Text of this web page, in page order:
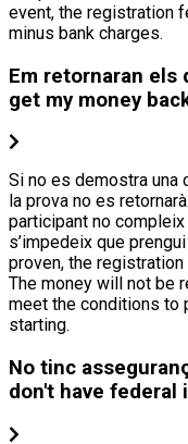
event, the registration
minus bank charges.
Em retornaran els
get my money
Si no es demostra una
la prova no es
participant no
s’impedeix que
proven, the
The money will not be
meet the conditions to
starting.
No tinc
don't have federal